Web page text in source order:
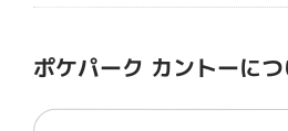
ポケパーク カントーに